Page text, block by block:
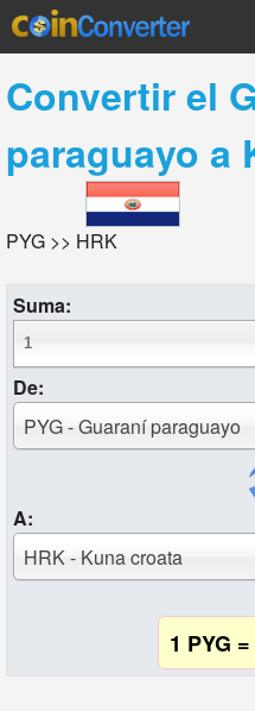
Convertir el
paraguayo a
PYG >> HRK
Suma:
De:
PYG - Guaraní paraguayo
A:
HRK - Kuna croata
1 PYG